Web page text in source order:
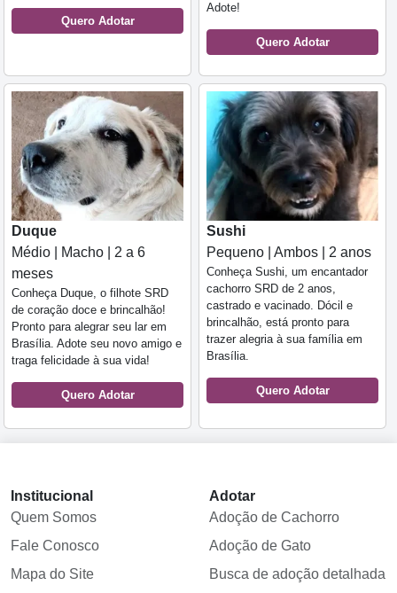
Quero Adotar
Adote!
Quero Adotar
Duque
Médio | Macho | 2 a 6
meses
Conheça Duque, o filhote SRD
de coração doce e brincalhão!
Pronto para alegrar seu lar em
Brasília. Adote seu novo amigo e
traga felicidade à sua vida!
Quero Adotar
Sushi
Pequeno | Ambos | 2 anos
Conheça Sushi, um encantador
cachorro SRD de 2 anos,
castrado e vacinado. Dócil e
brincalhão, está pronto para
trazer alegria à sua família em
Brasília.
Quero Adotar
Institucional
Quem Somos
Fale Conosco
Mapa do Site
Adotar
Adoção de Cachorro
Adoção de Gato
Busca de adoção detalhada